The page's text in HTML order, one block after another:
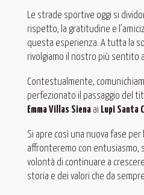
Le strade sportive oggi si
rispetto, la gratitudine e
questa esperienza. A tutta la
rivolgiamo il nostro più sentito
Contestualmente,
perfezionato il passaggio del
Emma Villas Sienaai Lupi Santa
Si apre così una nuova fase
affronteremo con entusiasmo,
volontà di continuare a
storia e dei valori che da